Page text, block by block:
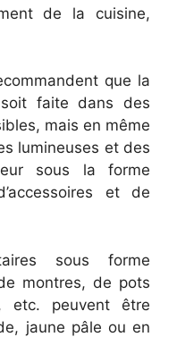
de la cuisine,
que la
faite dans des
mais en même
lumineuses et des
sous la forme
et de
sous forme
montres, de pots
etc. peuvent être
jaune pâle ou en